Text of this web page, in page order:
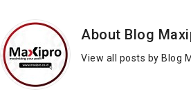
About Blog
View all posts by Blog